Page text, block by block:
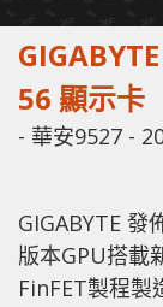
56 顯示卡
- 華安9527 -
GIGABYTE 發
版本GPU搭載
FinFET製程製